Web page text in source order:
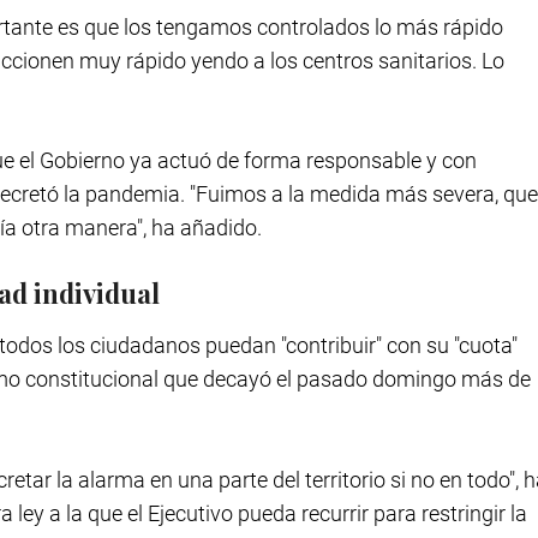
es que los tengamos controlados lo más rápido
muy rápido yendo a los centros sanitarios. Lo
el Gobierno ya actuó de forma responsable y con
la pandemia. "Fuimos a la medida más severa, que
otra manera", ha añadido.
individual
los ciudadanos puedan "contribuir" con su "cuota"
constitucional que decayó el pasado domingo más de
la alarma en una parte del territorio si no en todo",
ley a la que el Ejecutivo pueda recurrir para restringir la